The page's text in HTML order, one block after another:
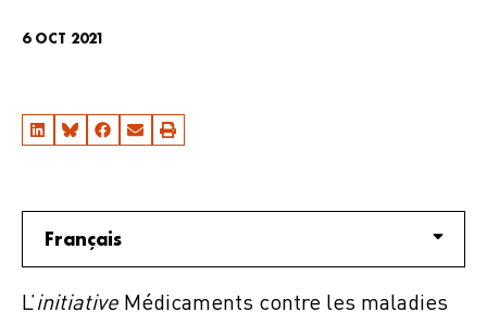
6 OCT 2021
Français
L’ initiative Médicaments contre les maladies